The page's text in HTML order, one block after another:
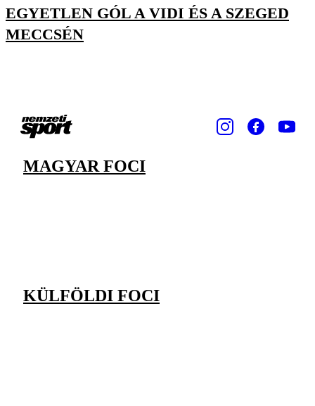
EGYETLEN GÓL A VIDI ÉS A SZEGED
MECCSÉN
MAGYAR FOCI
KÜLFÖLDI FOCI